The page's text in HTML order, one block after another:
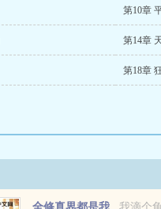
第10章
第14章
第18章